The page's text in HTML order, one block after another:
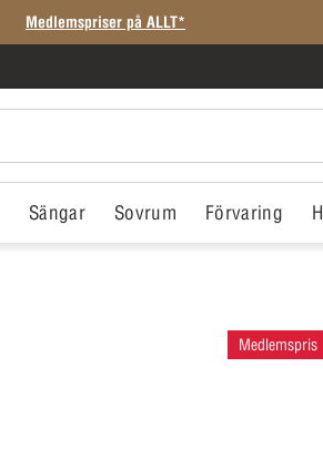
Medlemspriser på ALLT*
Sängar Sovrum Förvaring
Medlemspris